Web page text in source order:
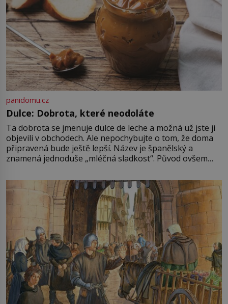
panidomu.cz
Dulce: Dobrota, které neodoláte
Ta dobrota se jmenuje dulce de leche a možná už jste ji
objevili v obchodech. Ale nepochybujte o tom, že doma
připravená bude ještě lepší. Název je španělský a
znamená jednoduše „mléčná sladkost“. Původ ovšem
pře hned několik latinskoamerických zemí a k tomu
Francie, kde se traduje,